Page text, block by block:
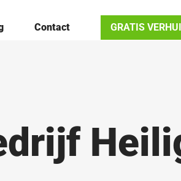
Contact GRATIS